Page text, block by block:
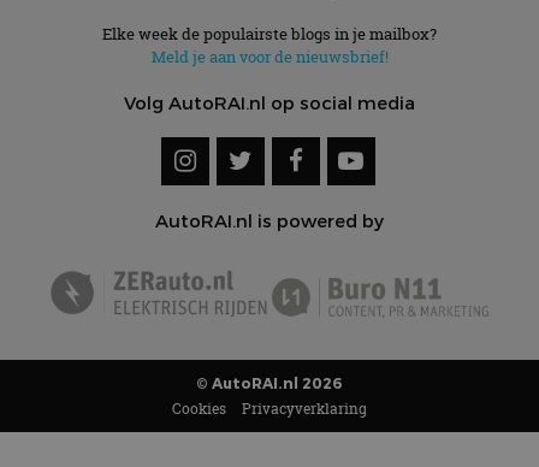
Elke week de populairste blogs in je mailbox?
Meld je aan voor de nieuwsbrief!
Volg AutoRAI.nl op social media
AutoRAI.nl is powered by
© AutoRAI.nl 2026
Cookies Privacyverklaring